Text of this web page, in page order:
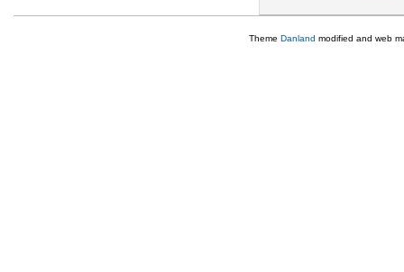
Theme Danland modified and web